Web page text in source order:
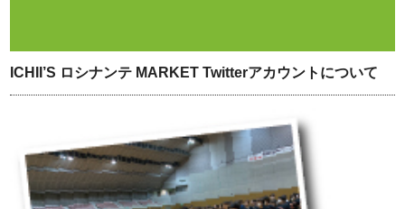
ICHII’S ロシナンテ MARKET Twitterアカウントについて